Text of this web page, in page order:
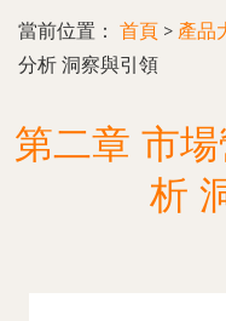
當前位置： 首頁 > 產品
分析 洞察與引領
第二章 市
析